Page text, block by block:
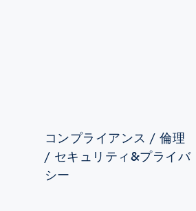
コンプライアンス / 倫理
/ セキュリティ&プライバ
シー